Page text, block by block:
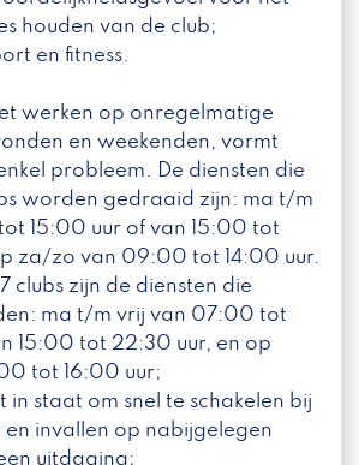
houden van de club;
en fitness.
werken op onregelmatige
en weekenden, vormt
probleem. De diensten die
worden gedraaid zijn: ma t/m
15:00 uur of van 15:00 tot
za/zo van 09:00 tot 14:00 uur.
clubs zijn de diensten die
ma t/m vrij van 07:00 tot
15:00 tot 22:30 uur, en op
tot 16:00 uur;
in staat om snel te schakelen bij
invallen op nabijgelegen
uitdaging;